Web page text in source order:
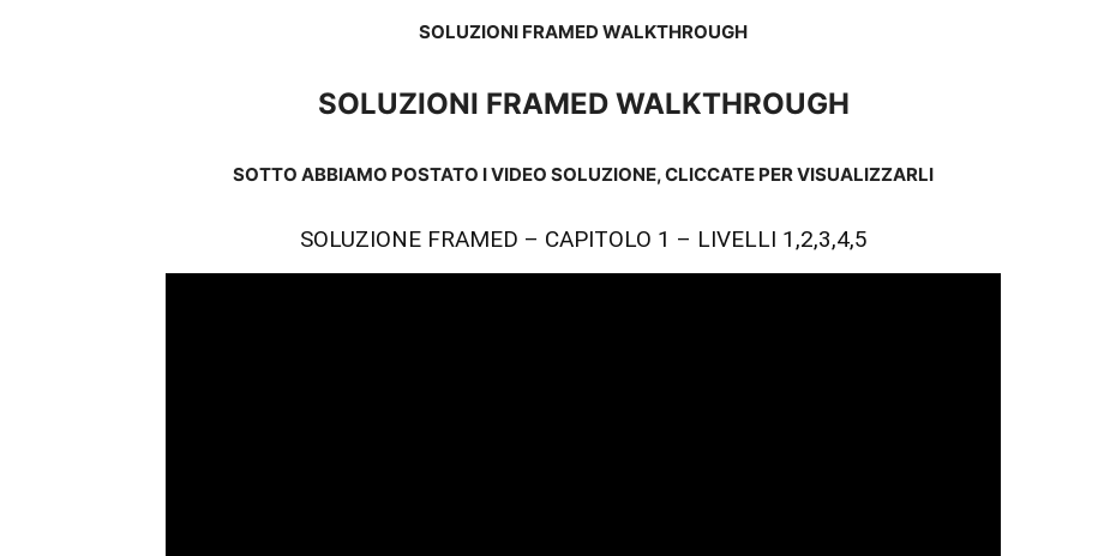
SOLUZIONI FRAMED WALKTHROUGH
SOLUZIONI FRAMED WALKTHROUGH
SOTTO ABBIAMO POSTATO I VIDEO SOLUZIONE, CLICCATE PER VISUALIZZARLI
SOLUZIONE FRAMED – CAPITOLO 1 – LIVELLI 1,2,3,4,5